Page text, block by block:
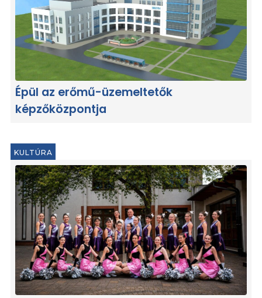
Épül az erőmű-üzemeltetők
képzőközpontja
KULTÚRA